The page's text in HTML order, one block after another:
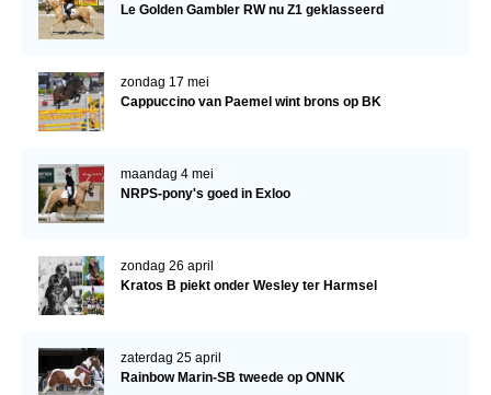
Verrichtingsonderzoek 2019-2020
Sport
Paard te koop
Inloggen
CONTACT
REGIO'S
Bestuur Regio Noord
Le Golden Gambler RW nu Z1 geklasseerd
zondag 17 mei
Cappuccino van Paemel wint brons op BK
maandag 4 mei
NRPS-pony's goed in Exloo
zondag 26 april
Kratos B piekt onder Wesley ter Harmsel
zaterdag 25 april
Rainbow Marin-SB tweede op ONNK